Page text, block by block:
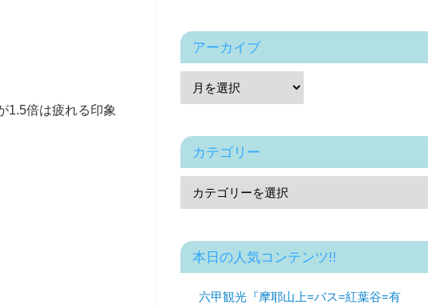
1.5倍は疲れる印象
アーカイブ
カテゴリー
本日の人気コンテンツ!!
六甲観光『摩耶山上=バス=紅葉谷=有